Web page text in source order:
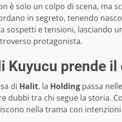
è solo un colpo di scena, ma
in segreto, tenendo
sospetti e tensioni, lasciando
protagonista.
Kuyucu prende
di Halit, la Holding passa
dubbi tra chi segue la storia.
nella trama con